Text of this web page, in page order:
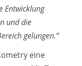
Entwicklung
und die
gelungen.“
eine